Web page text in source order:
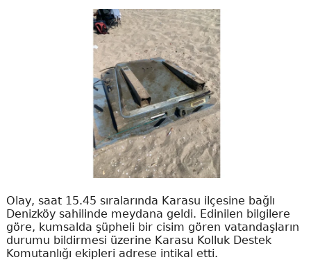
Olay, saat 15.45 sıralarında Karasu ilçesine bağlı
Denizköy sahilinde meydana geldi. Edinilen bilgilere
göre, kumsalda şüpheli bir cisim gören vatandaşların
durumu bildirmesi üzerine Karasu Kolluk Destek
Komutanlığı ekipleri adrese intikal etti.